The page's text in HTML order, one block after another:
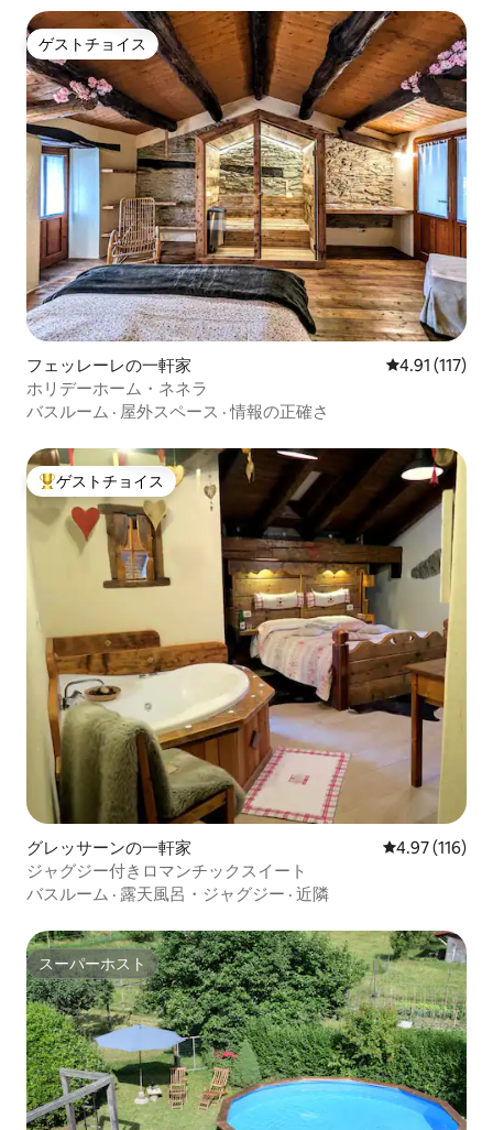
ゲストチョイス
ゲストチョイス
フェッレーレの一軒家 レビュー117
4.91 (117)
ホリデーホーム・ネネラ
バスルーム · 屋外スペース ·情報の正確さ
大好評のゲストチョイスです。
ゲストチョイス
グレッサーンの一軒家 レビュー116
4.97 (116)
ジャグジー付きロマンチックスイート
バスルーム · 露天風呂・ジャグジー · 近隣
スーパーホスト
スーパーホスト